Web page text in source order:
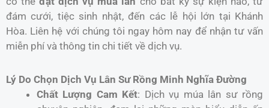
đám cưới, tiệc sinh nhật, đến các lễ hội lớn tại Khánh
Hòa. Liên hệ với chúng tôi ngay hôm nay để nhận tư vấn
miễn phí và thông tin chi tiết về dịch vụ.
Lý Do Chọn Dịch Vụ Lân Sư Rồng Minh Nghĩa Đường
Chất Lượng Cam Kết: Dịch vụ múa lân sư rồng